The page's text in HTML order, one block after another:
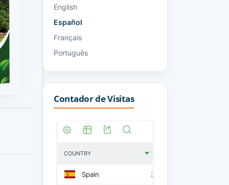
English
Español
Français
Português
Contador de Visitas